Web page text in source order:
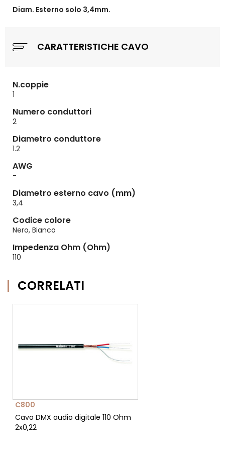
Diam. Esterno solo 3,4mm.
CARATTERISTICHE CAVO
N.coppie
1
Numero conduttori
2
Diametro conduttore
1.2
AWG
-
Diametro esterno cavo (mm)
3,4
Codice colore
Nero, Bianco
Impedenza Ohm (Ohm)
110
CORRELATI
C800
Cavo DMX audio digitale 110 Ohm
2x0,22